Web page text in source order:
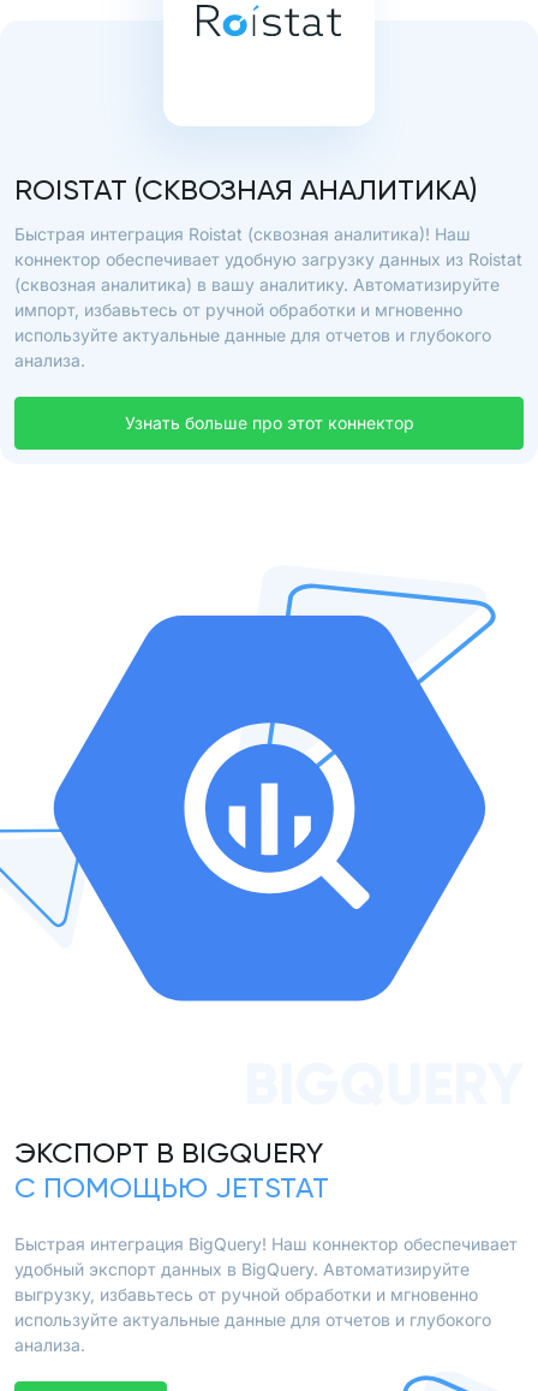
ROISTAT (СКВОЗНАЯ АНАЛИТИКА)
Быстрая интеграция Roistat (сквозная аналитика)! Наш
коннектор обеспечивает удобную загрузку данных из Roistat
(сквозная аналитика) в вашу аналитику. Автоматизируйте
импорт, избавьтесь от ручной обработки и мгновенно
используйте актуальные данные для отчетов и глубокого
анализа.
Узнать больше про этот коннектор
ЭКСПОРТ В BIGQUERY
С ПОМОЩЬЮ JETSTAT
Быстрая интеграция BigQuery! Наш коннектор обеспечивает
удобный экспорт данных в BigQuery. Автоматизируйте
выгрузку, избавьтесь от ручной обработки и мгновенно
используйте актуальные данные для отчетов и глубокого
анализа.